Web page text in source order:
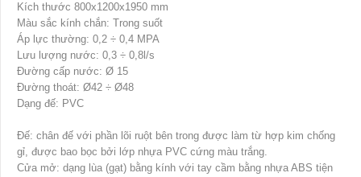
Kích thước 800x1200x1950 mm
Màu sắc kính chắn: Trong suốt
Áp lực thường: 0,2 ÷ 0,4 MPA
Lưu lượng nước: 0,3 ÷ 0,8l/s
Đường cấp nước: Ø 15
Đường thoát: Ø42 ÷ Ø48
Dạng đế: PVC
Đế: chân đế với phần lõi ruột bên trong được làm từ hợp kim chống
gỉ, được bao bọc bởi lớp nhựa PVC cứng màu trắng.
Cửa mở: dạng lùa (gạt) bằng kính với tay cầm bằng nhựa ABS tiện